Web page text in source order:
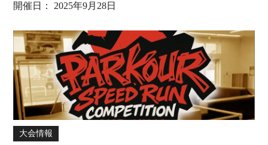
開催日： 2025年9月28日
大会情報